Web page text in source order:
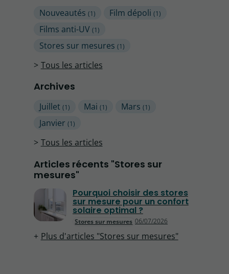
Nouveautés (1) Film dépoli(1)
Films anti-UV (1)
Stores sur mesures (1)
Tous les articles
Archives
Juillet (1) Mai(1) Mars(1)
Janvier (1)
Tous les articles
Articles récents "Stores sur
mesures"
Stores sur mesures 06/07/2026
Pourquoi choisir des stores
sur mesure pour un confort
solaire optimal ?
Plus d'articles "Stores sur mesures"
les divers avantages liés à l'utilisation de stores
sur mesure pour un confort solaire optimal.